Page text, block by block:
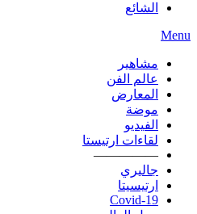
الشائع
Menu
مشاهير
عالم الفن
المعارض
موضة
الفيديو
لقاءات ارتيستا
—————
جاليري
ارتيسيتا
Covid-19